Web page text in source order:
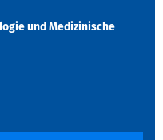
und Medizinische